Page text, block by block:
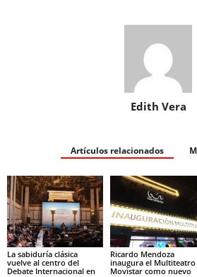
Edith Vera
Artículos relacionados
La sabiduría clásica
vuelve al centro del
Debate Internacional en
Ricardo Mendoza
inaugura el Multiteatro
Movistar como nuevo